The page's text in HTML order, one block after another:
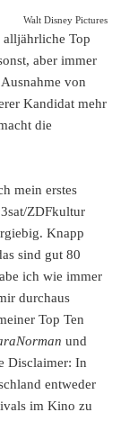
Walt Disney Pictures
Top
aber immer
von
Kandidat mehr
die
mein erstes
ZDFkultur
Knapp
sind gut 80
ich wie immer
durchaus
Top Ten
und
Disclaimer: In
entweder
im Kino zu